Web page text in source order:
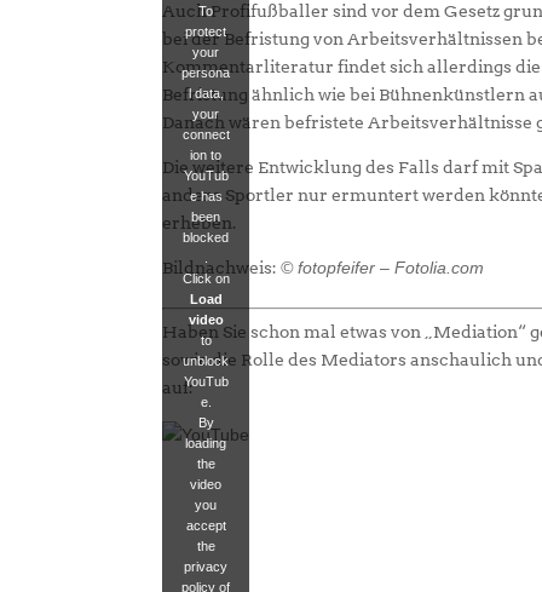
Auch Profifußballer sind vor dem Gesetz
bei der Befristung von Arbeitsverhältnissen
Kommentarliteratur findet sich allerdings die
Befristung ähnlich wie bei Bühnenkünstlern
Danach wären befristete Arbeitsverhältnisse
Die weitere Entwicklung des Falls darf mit
andere Sportler nur ermuntert werden
erheben.
Bildnachweis:© fotopfeifer – Fotolia.com
Haben Sie schon mal etwas von „Mediation“
sowie die Rolle des Mediators anschaulich
auf:
To
protect
your
persona
l data,
your
connect
ion to
YouTub
e has
been
blocked
Click on
Load
video
to
unblock
YouTub
e.
By
loading
the
video
you
accept
the
privacy
policy of